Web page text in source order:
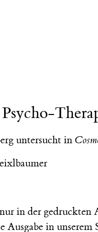
untersucht in
in der gedruckten
Ausgabe in unserem